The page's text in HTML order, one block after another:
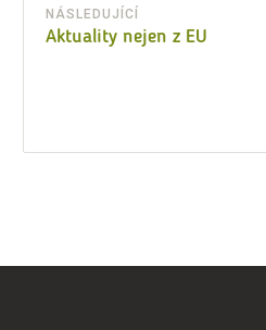
NÁSLEDUJÍCÍ
Následující
Aktuality nejen z EU